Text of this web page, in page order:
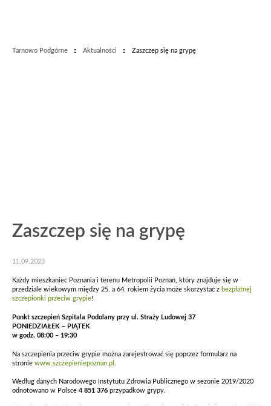
Tarnowo Podgórne Aktualności Zaszczep się na grypę
Zaszczep się na grypę
11.09.2023
Każdy mieszkaniec Poznania i terenu Metropolii Poznań, który znajduje się w
przedziale wiekowym między 25. a 64. rokiem życia może skorzystać z bezpłatnej
szczepionki przeciw grypie!
Punkt szczepień Szpitala Podolany przy ul. Straży Ludowej 37
PONIEDZIAŁEK – PIĄTEK
w godz. 08:00 – 19:30
Na szczepienia przeciw grypie można zarejestrować się poprzez formularz na
stronie www.szczepieniepoznan.pl
Według danych Narodowego Instytutu Zdrowia Publicznego w sezonie 2019/2020
odnotowano w Polsce 4 851 376 przypadków grypy.